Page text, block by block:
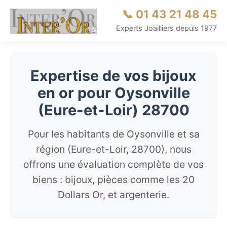
📞 01 43 21 48 45
Experts Joailliers depuis 1977
Expertise de vos bijoux
en or pour Oysonville
(Eure-et-Loir) 28700
Pour les habitants de Oysonville et sa
région (Eure-et-Loir, 28700), nous
offrons une évaluation complète de vos
biens : bijoux, pièces comme les 20
Dollars Or, et argenterie.